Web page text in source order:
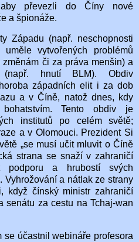
převezli do Číny nové
a špionáže.
Západu (např. neschopnosti
vytvořených problémů
či za práva menšin) a
hnutí BLM). Obdiv
západních elit i za dob
a v Číně, natož dnes, kdy
Tento obdiv je
institutů po celém světě;
a v Olomouci. Prezident Si
„se musí učit mluvit o Číně
strana se snaží v zahraničí
podporu a hrubostí svých
Vyhrožování a nátlak ze strany
když čínský ministr zahraničí
senátu za cestu na Tchaj-wan
účastnil webináře profesora